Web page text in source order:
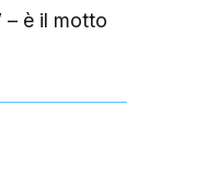
– è il motto